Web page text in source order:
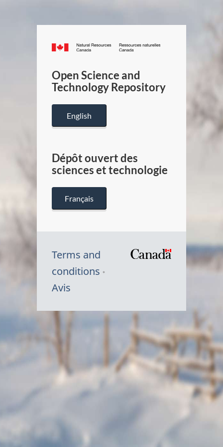
Canada.ca
/
Canada
Open Science and
Technology Repository
English
Dépôt ouvert des
sciences et technologie
Français
Terms and
conditions
Avis
Symbole
Canada